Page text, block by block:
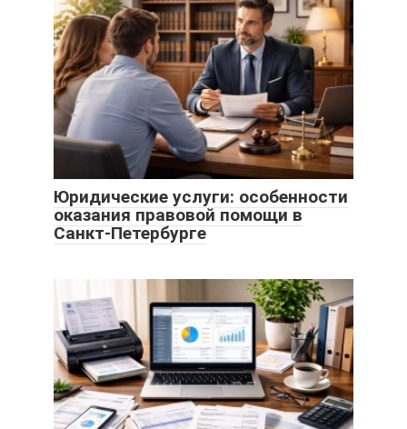
Юридические услуги: особенности
оказания правовой помощи в
Санкт-Петербурге